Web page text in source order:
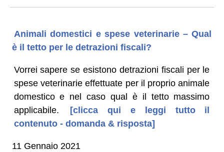
Animali domestici e spese veterinarie – Qual
è il tetto per le detrazioni fiscali?
Vorrei sapere se esistono detrazioni fiscali per le
spese veterinarie effettuate per il proprio animale
domestico e nel caso qual è il tetto massimo
applicabile.
[clicca qui e leggi tutto il
contenuto - domanda & risposta]
11 Gennaio 2021